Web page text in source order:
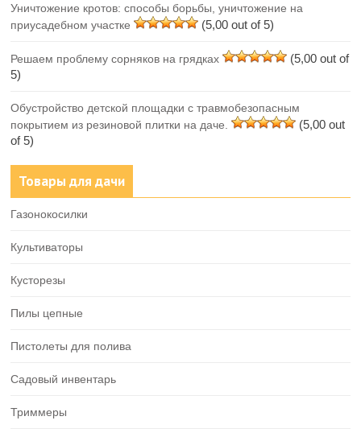
Уничтожение кротов: способы борьбы, уничтожение на
приусадебном участке
(5,00 out of 5)
Решаем проблему сорняков на грядках
(5,00 out of
5)
Обустройство детской площадки с травмобезопасным
покрытием из резиновой плитки на даче.
(5,00 out
of 5)
Товары для дачи
Газонокосилки
Культиваторы
Кусторезы
Пилы цепные
Пистолеты для полива
Садовый инвентарь
Триммеры